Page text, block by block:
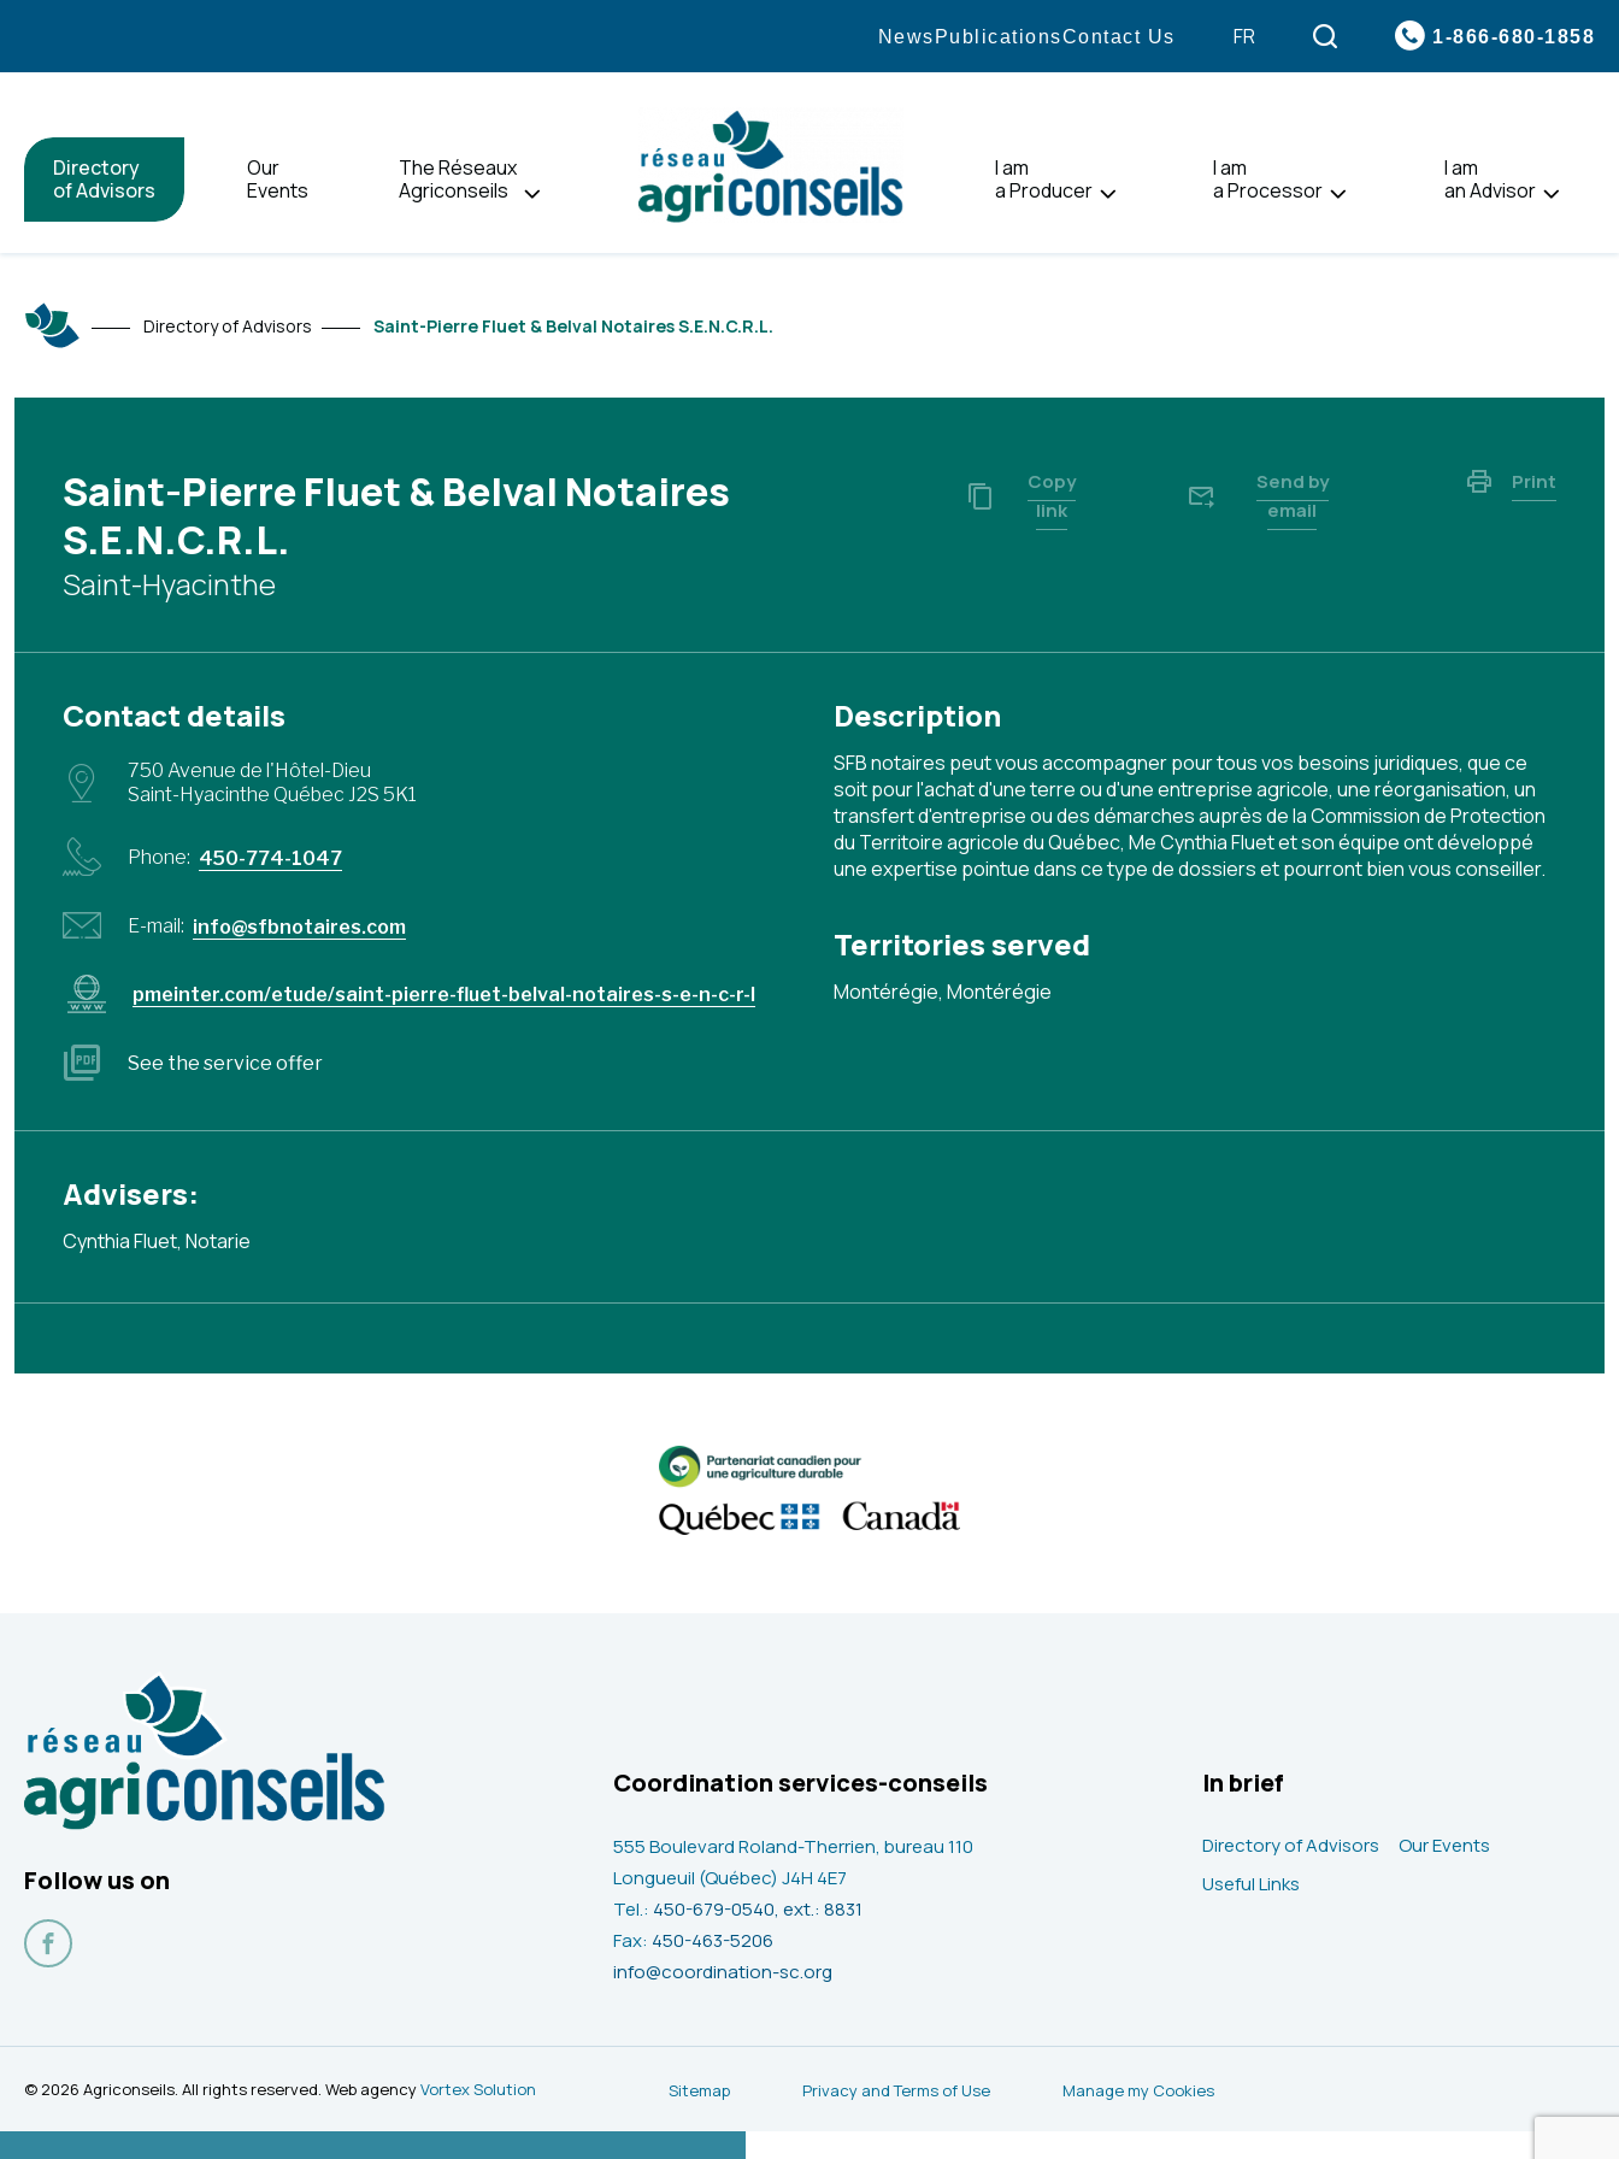
Directory
of Advisors
Our
Events
The Réseaux
Agriconseils
I am
a Producer
I am
a Processor
I am
an Advisor
News PublicationsContact Us FRVISIT
1-866-680-1858
Directory of Advisors Saint-Pierre Fluet & Belval Notaires S.E.N.C.R.L.
Saint-Pierre Fluet & Belval Notaires
S.E.N.C.R.L.
Saint-Hyacinthe
Copy
link
Send by
email
Print
Contact details
750 Avenue de l'Hôtel-Dieu
Saint-Hyacinthe Québec J2S 5K1
Phone: 450-774-1047
E-mail: info@sfbnotaires.com
pmeinter.com/etude/saint-pierre-fluet-belval-notaires-s-e-n-c-r-l
See the service offer
Description
SFB notaires peut vous accompagner pour tous vos besoins juridiques, que ce
soit pour l'achat d'une terre ou d'une entreprise agricole, une réorganisation, un
transfert d'entreprise ou des démarches auprès de la Commission de Protection
du Territoire agricole du Québec, Me Cynthia Fluet et son équipe ont développé
une expertise pointue dans ce type de dossiers et pourront bien vous conseiller.
Territories served
Montérégie, Montérégie
Advisers:
Cynthia Fluet, Notarie
Follow us on
Facebook
Coordination services-conseils
555 Boulevard Roland-Therrien, bureau 110
Longueuil (Québec) J4H 4E7
Tel.: 450-679-0540, ext.: 8831
Fax: 450-463-5206
info@coordination-sc.org
In brief
Directory of Advisors
Our Events
Useful Links
© 2026 Agriconseils. All rights reserved. Web agencyVortex Solution Sitemap Privacy and Terms of Use Manage my Cookies